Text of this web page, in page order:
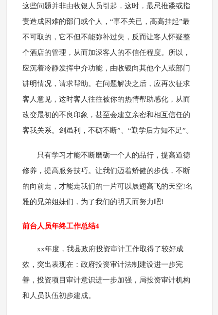
这些问题并非由收银人员引起，这时，最忌推诿或指
责造成困难的部门或个人，“事不关已，高高挂起”最
不可取的，它不但不能弥补过失，反而让客人怀疑整
个酒店的管理，从而加深客人的不信任程度。所以，
应沉着冷静发挥中介功能，由收银向其他个人或部门
讲明情况，请求帮助。在问题解决之后，应再次征求
客人意见，这时客人往往被你的热情帮助感化，从而
改变最初的不良印象，甚至会建立亲密和相互信任的
客我关系。剑虽利，不砺不断”、“勤学后方知不足”。
只有学习才能不断磨砺一个人的品行，提高道德
修养，提高服务技巧。让我们迈着矫健的步伐，不断
的向前走，才能走我们的一片可以展翅高飞的天空!名
雅的兄弟姐妹们，为了我们的明天而努力吧!
前台人员年终工作总结4
xx年度，我县政府投资审计工作取得了较好成
效，突出表现在：政府投资审计法制建设进一步完
善，投资项目审计意识进一步加强，局投资审计机构
和人员队伍初步建成。